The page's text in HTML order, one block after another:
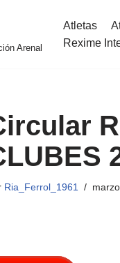
Arenal
Atletas
Rexime
Ria_Ferrol_1961